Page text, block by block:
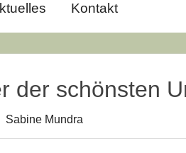
Kontakt
der schönsten
Sabine Mundra